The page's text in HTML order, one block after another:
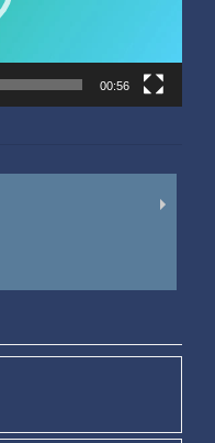
00:56